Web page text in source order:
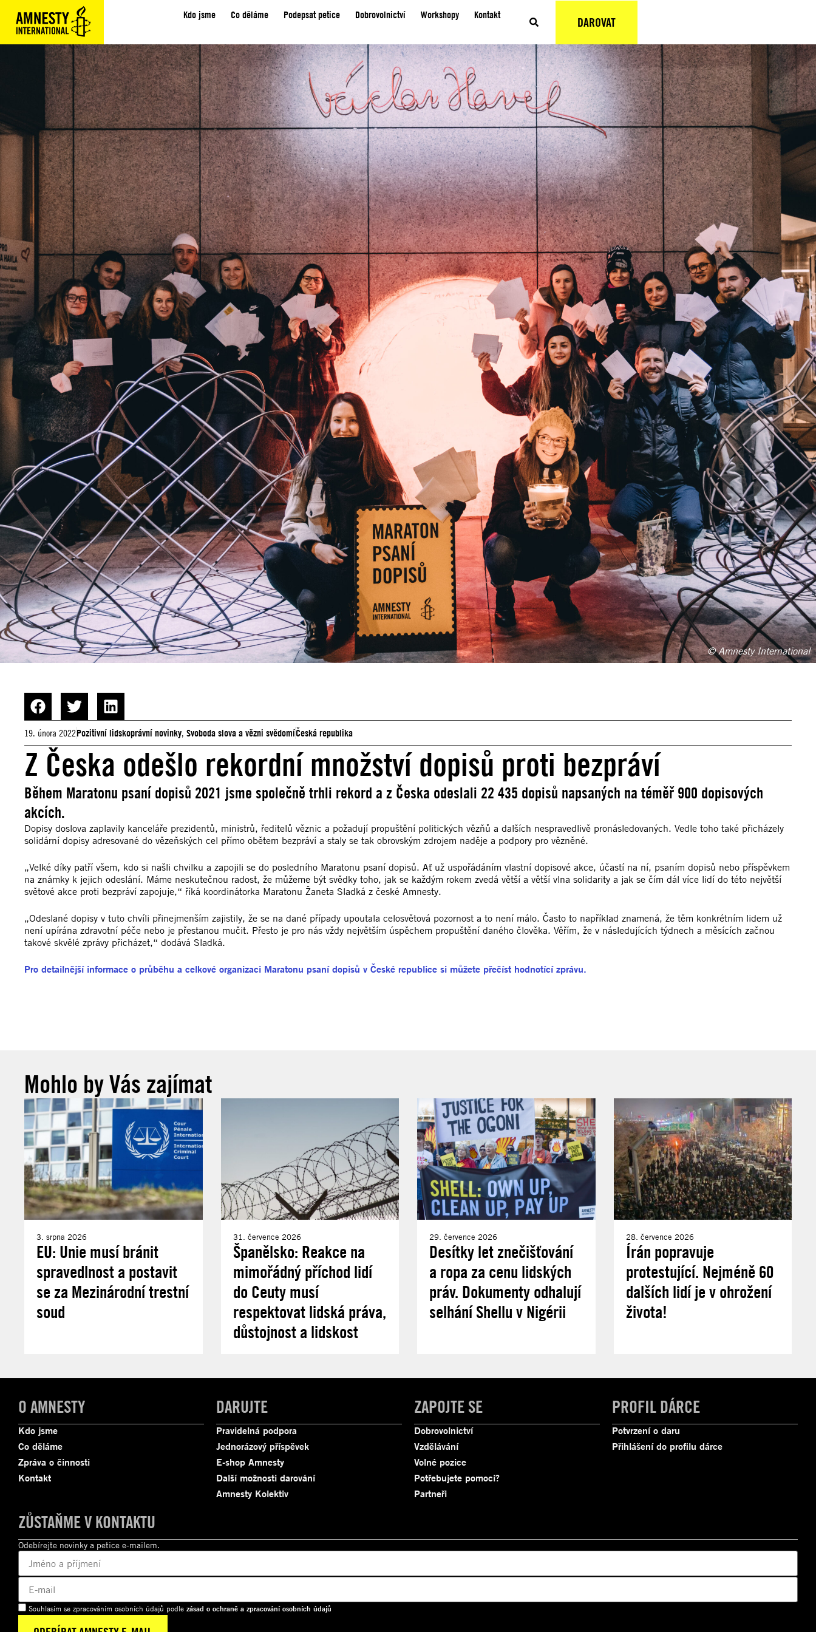
Kdo jsme Co děláme Podepsat petice Dobrovolnictví Workshopy Kontakt DAROVAT
© Amnesty International
19. února 2022Pozitivní lidskoprávní novinky, Svoboda slova a vězni svědomíČeská republika
Z Česka odešlo rekordní množství dopisů proti bezpráví
Během Maratonu psaní dopisů 2021 jsme společně trhli rekord a z Česka odeslali 22 435 dopisů napsaných na téměř 900 dopisových
akcích.
Dopisy doslova zaplavily kanceláře prezidentů, ministrů, ředitelů věznic a požadují propuštění politických vězňů a dalších nespravedlivě pronásledovaných. Vedle toho také přicházely
solidární dopisy adresované do vězeňských cel přímo obětem bezpráví a staly se tak obrovským zdrojem naděje a podpory pro vězněné.
„Velké díky patří všem, kdo si našli chvilku a zapojili se do posledního Maratonu psaní dopisů. Ať už uspořádáním vlastní dopisové akce, účastí na ní, psaním dopisů nebo příspěvkem
na známky k jejich odeslání. Máme neskutečnou radost, že můžeme být svědky toho, jak se každým rokem zvedá větší a větší vlna solidarity a jak se čím dál více lidí do této největší
světové akce proti bezpráví zapojuje,“ říká koordinátorka Maratonu Žaneta Sladká z české Amnesty.
„Odeslané dopisy v tuto chvíli přinejmenším zajistily, že se na dané případy upoutala celosvětová pozornost a to není málo. Často to například znamená, že těm konkrétním lidem už
není upírána zdravotní péče nebo je přestanou mučit. Přesto je pro nás vždy největším úspěchem propuštění daného člověka. Věřím, že v následujících týdnech a měsících začnou
takové skvělé zprávy přicházet,“ dodává Sladká.
Pro detailnější informace o průběhu a celkové organizaci Maratonu psaní dopisů v České republice si můžete přečíst hodnotící zprávu.
Mohlo by Vás zajímat
3. srpna 2026
EU: Unie musí bránit
spravedlnost a postavit
se za Mezinárodní trestní
soud
31. července 2026
Španělsko: Reakce na
mimořádný příchod lidí
do Ceuty musí
respektovat lidská práva,
důstojnost a lidskost
29. července 2026
Desítky let znečišťování
a ropa za cenu lidských
práv. Dokumenty odhalují
selhání Shellu v Nigérii
28. července 2026
Írán popravuje
protestující. Nejméně 60
dalších lidí je v ohrožení
života!
O AMNESTY
Kdo jsme
Co děláme
Zpráva o činnosti
Kontakt
DARUJTE
Pravidelná podpora
Jednorázový příspěvek
E-shop Amnesty
Další možnosti darování
Amnesty Kolektiv
ZAPOJTE SE
Dobrovolnictví
Vzdělávání
Volné pozice
Potřebujete pomoci?
Partneři
PROFIL DÁRCE
Potvrzení o daru
Přihlášení do profilu dárce
ZŮSTAŇME V KONTAKTU
Odebírejte novinky a petice e-mailem.
Souhlasím se zpracováním osobních údajů podle zásad o ochraně a zpracování osobních údajů